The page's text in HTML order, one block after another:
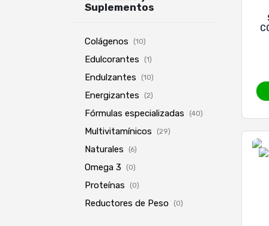
Suplementos
Colágenos (10)
Edulcorantes (1)
Endulzantes (10)
Energizantes (2)
Fórmulas especializadas (40)
Multivitamínicos (29)
Naturales (6)
Omega 3 (0)
Proteínas (0)
Reductores de Peso (0)